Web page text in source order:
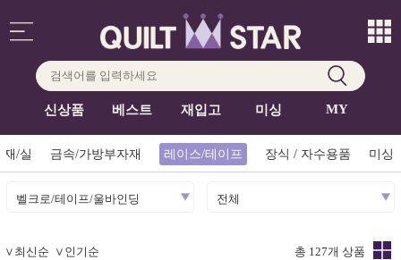
신상품 베스트 재입고 미싱 MY
재/실 금속/가방부자재 레이스/테이프 장식 / 자수용품 미싱
벨크로/테이프/울바인딩 전체
총 127개 상품
∨ 최신순 ∨ 인기순